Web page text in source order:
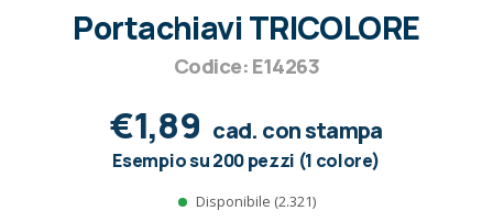
Portachiavi TRICOLORE
Codice: E14263
€1,89 cad. con stampa
Esempio su 200 pezzi (1 colore)
Disponibile (2.321)